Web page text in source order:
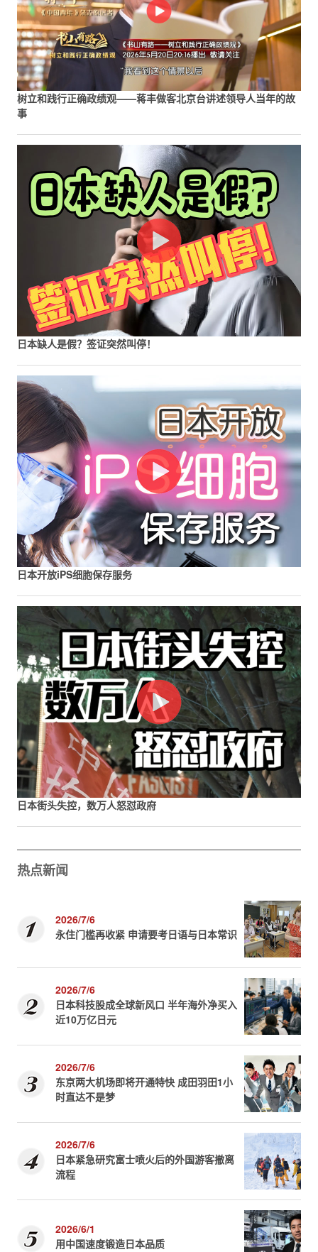
树立和践行正确政绩观——蒋丰做客北京台讲述领导人当年的故
事
日本缺人是假？签证突然叫停！
日本开放iPS细胞保存服务
日本街头失控，数万人怒怼政府
热点新闻
2026/7/6
永住门槛再收紧 申请要考日语与日本常识
2026/7/6
日本科技股成全球新风口 半年海外净买入
近10万亿日元
2026/7/6
东京两大机场即将开通特快 成田羽田1小
时直达不是梦
2026/7/6
日本紧急研究富士喷火后的外国游客撤离
流程
2026/6/1
用中国速度锻造日本品质